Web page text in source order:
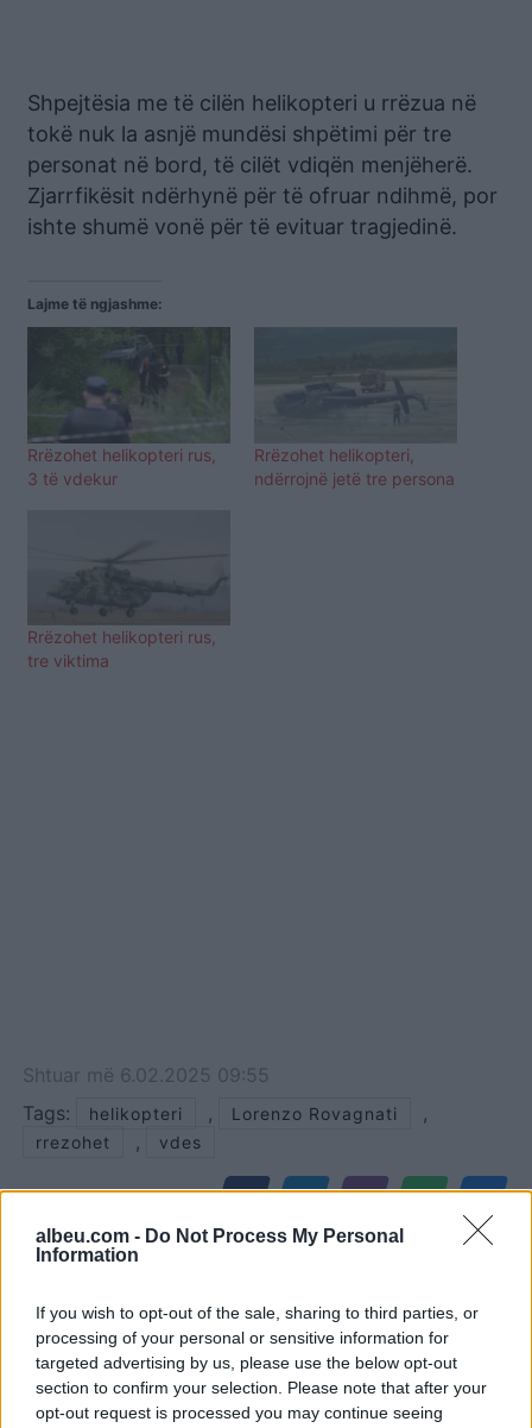
albeu.com - Do Not Process My Personal
Information
If you wish to opt-out of the sale, sharing to third parties, or
processing of your personal or sensitive information for
targeted advertising by us, please use the below opt-out
section to confirm your selection. Please note that after your
opt-out request is processed you may continue seeing
Shpejtësia me të cilën helikopteri u rrëzua në
tokë nuk la asnjë mundësi shpëtimi për tre
personat në bord, të cilët vdiqën menjëherë.
Zjarrfikësit ndërhynë për të ofruar ndihmë, por
ishte shumë vonë për të evituar tragjedinë.
Lajme të ngjashme:
Rrëzohet helikopteri rus,
3 të vdekur
Rrëzohet helikopteri,
ndërrojnë jetë tre persona
Rrëzohet helikopteri rus,
tre viktima
Shtuar më 6.02.2025 09:55
Tags:
helikopteri , Lorenzo Rovagnati ,
rrezohet , vdes